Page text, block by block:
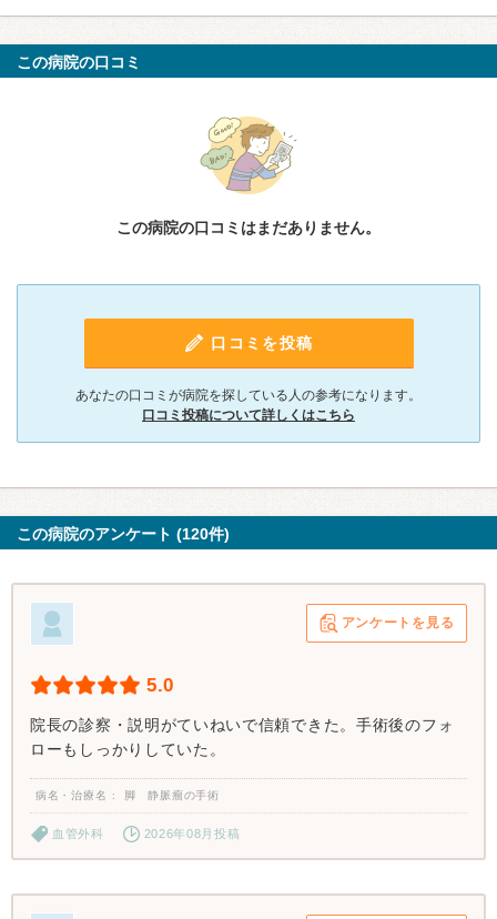
この病院の口コミ
この病院の口コミはまだありません。
口コミを投稿
あなたの口コミが病院を探している人の参考になります。
口コミ投稿について詳しくはこちら
この病院のアンケート (120件)
アンケートを見る
5.0
院長の診察・説明がていねいで信頼できた。手術後のフォ
ローもしっかりしていた。
病名・治療名 脚 静脈瘤の手術
血管外科 2026年08月投稿